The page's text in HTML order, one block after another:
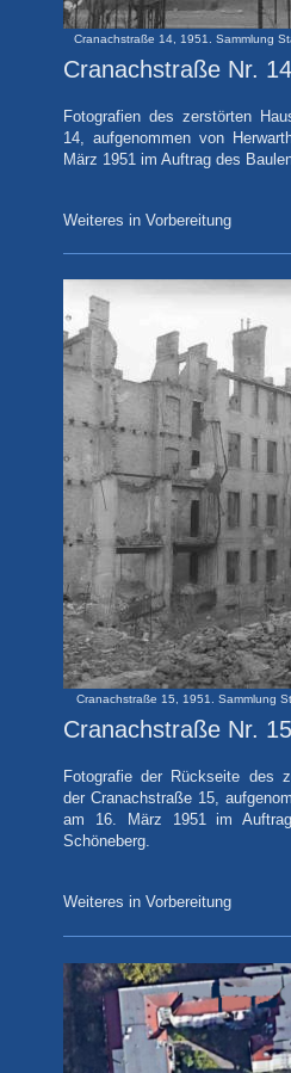
Cranachstraße 14, 1951. Sammlung
Cranachstraße Nr. 14
Fotografien des zerstörten
14, aufgenommen von
März 1951 im Auftrag des
Weiteres in Vorbereitung
Cranachstraße 15, 1951. Sammlung
Cranachstraße Nr. 15
Fotografie der Rückseite des
der Cranachstraße 15,
am 16. März 1951 im
Schöneberg.
Weiteres in Vorbereitung